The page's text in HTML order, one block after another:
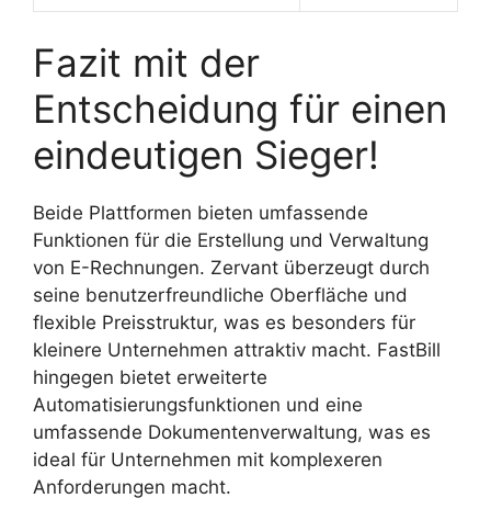
Fazit mit der
Entscheidung für einen
eindeutigen Sieger!
Beide Plattformen bieten umfassende
Funktionen für die Erstellung und Verwaltung
von E-Rechnungen. Zervant überzeugt durch
seine benutzerfreundliche Oberfläche und
flexible Preisstruktur, was es besonders für
kleinere Unternehmen attraktiv macht. FastBill
hingegen bietet erweiterte
Automatisierungsfunktionen und eine
umfassende Dokumentenverwaltung, was es
ideal für Unternehmen mit komplexeren
Anforderungen macht.